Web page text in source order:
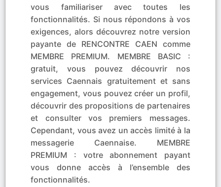
vous familiariser avec toutes les
fonctionnalités. Si nous répondons à vos
exigences, alors découvrez notre version
payante de RENCONTRE CAEN comme
MEMBRE PREMIUM. MEMBRE BASIC :
gratuit, vous pouvez découvrir nos
services Caennais gratuitement et sans
engagement, vous pouvez créer un profil,
découvrir des propositions de partenaires
et consulter vos premiers messages.
Cependant, vous avez un accès limité à la
messagerie Caennaise. MEMBRE
PREMIUM : votre abonnement payant
vous donne accès à l’ensemble des
fonctionnalités.